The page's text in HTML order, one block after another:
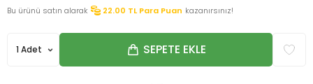
Bu ürünü satın alarak 22.00 TL Para Puan kazanırsınız!
SEPETE EKLE